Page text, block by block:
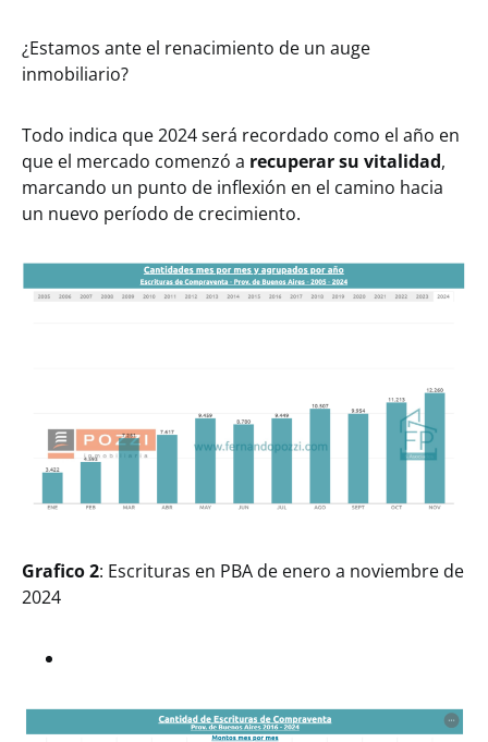
¿Estamos ante el renacimiento de un auge
inmobiliario?
Todo indica que 2024 será recordado como el año en
que el mercado comenzó a recuperar su vitalidad,
marcando un punto de inflexión en el camino hacia
un nuevo período de crecimiento.
Grafico 2: Escrituras en PBA de enero a noviembre de
2024